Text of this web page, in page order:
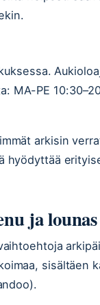
MA-PE
arkisin
hyödyttää
ja lounas
sisältäen